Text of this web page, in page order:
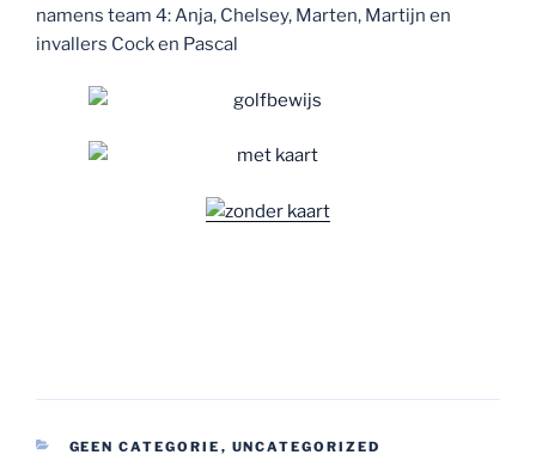
namens team 4: Anja, Chelsey, Marten, Martijn en
invallers Cock en Pascal
CATEGORIEËN
GEEN CATEGORIE , UNCATEGORIZED